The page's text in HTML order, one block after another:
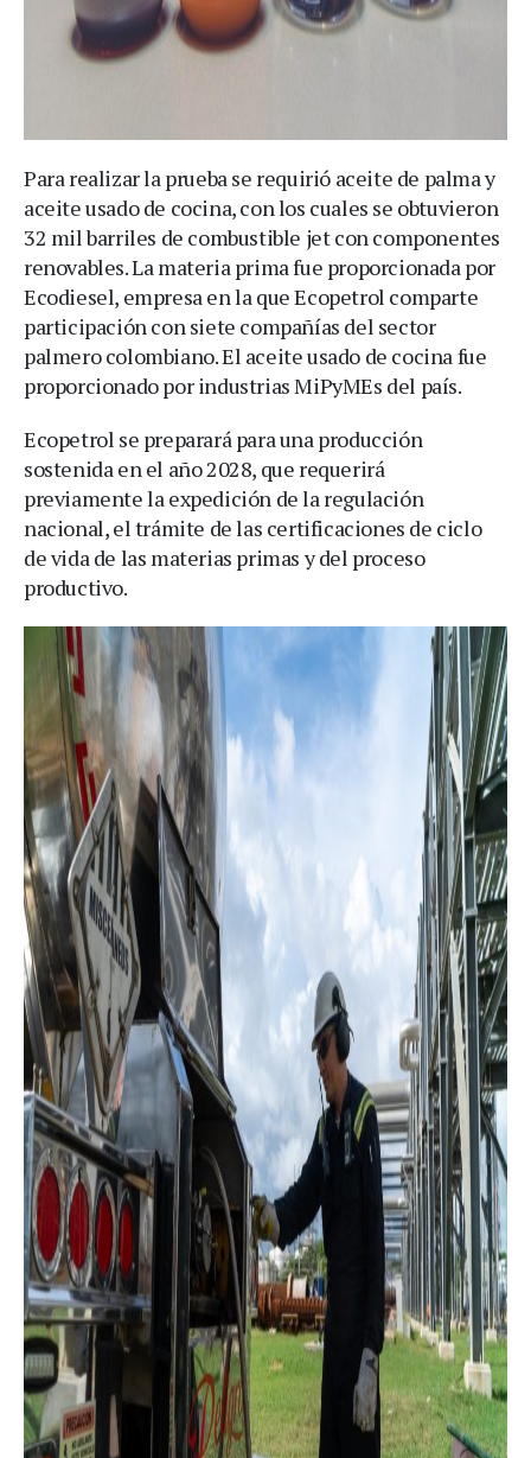
Para realizar la prueba se requirió aceite de palma y
aceite usado de cocina, con los cuales se obtuvieron
32 mil barriles de combustible jet con componentes
renovables. La materia prima fue proporcionada por
Ecodiesel, empresa en la que Ecopetrol comparte
participación con siete compañías del sector
palmero colombiano. El aceite usado de cocina fue
proporcionado por industrias MiPyMEs del país.
Ecopetrol se preparará para una producción
sostenida en el año 2028, que requerirá
previamente la expedición de la regulación
nacional, el trámite de las certificaciones de ciclo
de vida de las materias primas y del proceso
productivo.